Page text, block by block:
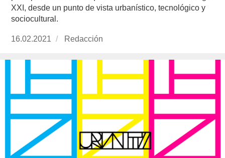
XXI, desde un punto de vista urbanístico, tecnológico y
sociocultural.
Publicado
16.02.2021 https://www.experimenta.es/author/redaccion/
Redacción